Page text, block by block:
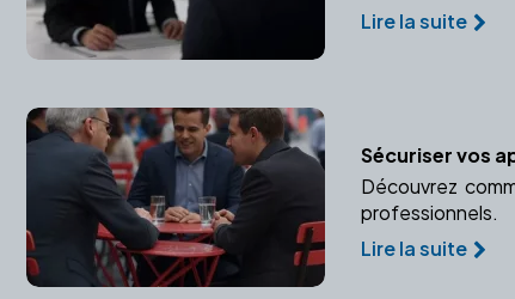
Lire la suite
Sécuriser vos
Découvrez
professionnels.
Lire la suite